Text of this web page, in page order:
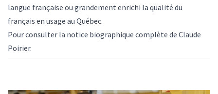
langue française ou grandement enrichi la qualité du
français en usage au Québec.
Pour consulter la notice biographique complète de Claude
Poirier.